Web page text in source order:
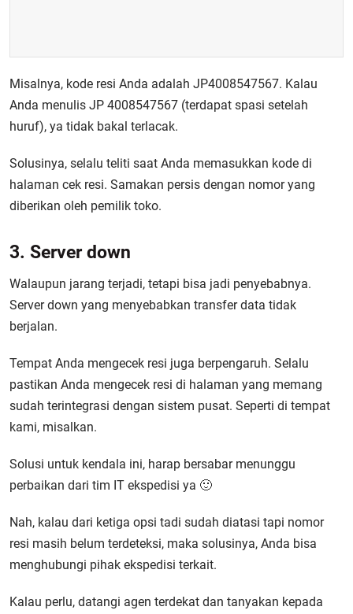
Misalnya, kode resi Anda adalah JP4008547567. Kalau
Anda menulis JP 4008547567 (terdapat spasi setelah
huruf), ya tidak bakal terlacak.
Solusinya, selalu teliti saat Anda memasukkan kode di
halaman cek resi. Samakan persis dengan nomor yang
diberikan oleh pemilik toko.
3. Server down
Walaupun jarang terjadi, tetapi bisa jadi penyebabnya.
Server down yang menyebabkan transfer data tidak
berjalan.
Tempat Anda mengecek resi juga berpengaruh. Selalu
pastikan Anda mengecek resi di halaman yang memang
sudah terintegrasi dengan sistem pusat. Seperti di tempat
kami, misalkan.
Solusi untuk kendala ini, harap bersabar menunggu
perbaikan dari tim IT ekspedisi ya 🙂
Nah, kalau dari ketiga opsi tadi sudah diatasi tapi nomor
resi masih belum terdeteksi, maka solusinya, Anda bisa
menghubungi pihak ekspedisi terkait.
Kalau perlu, datangi agen terdekat dan tanyakan kepada